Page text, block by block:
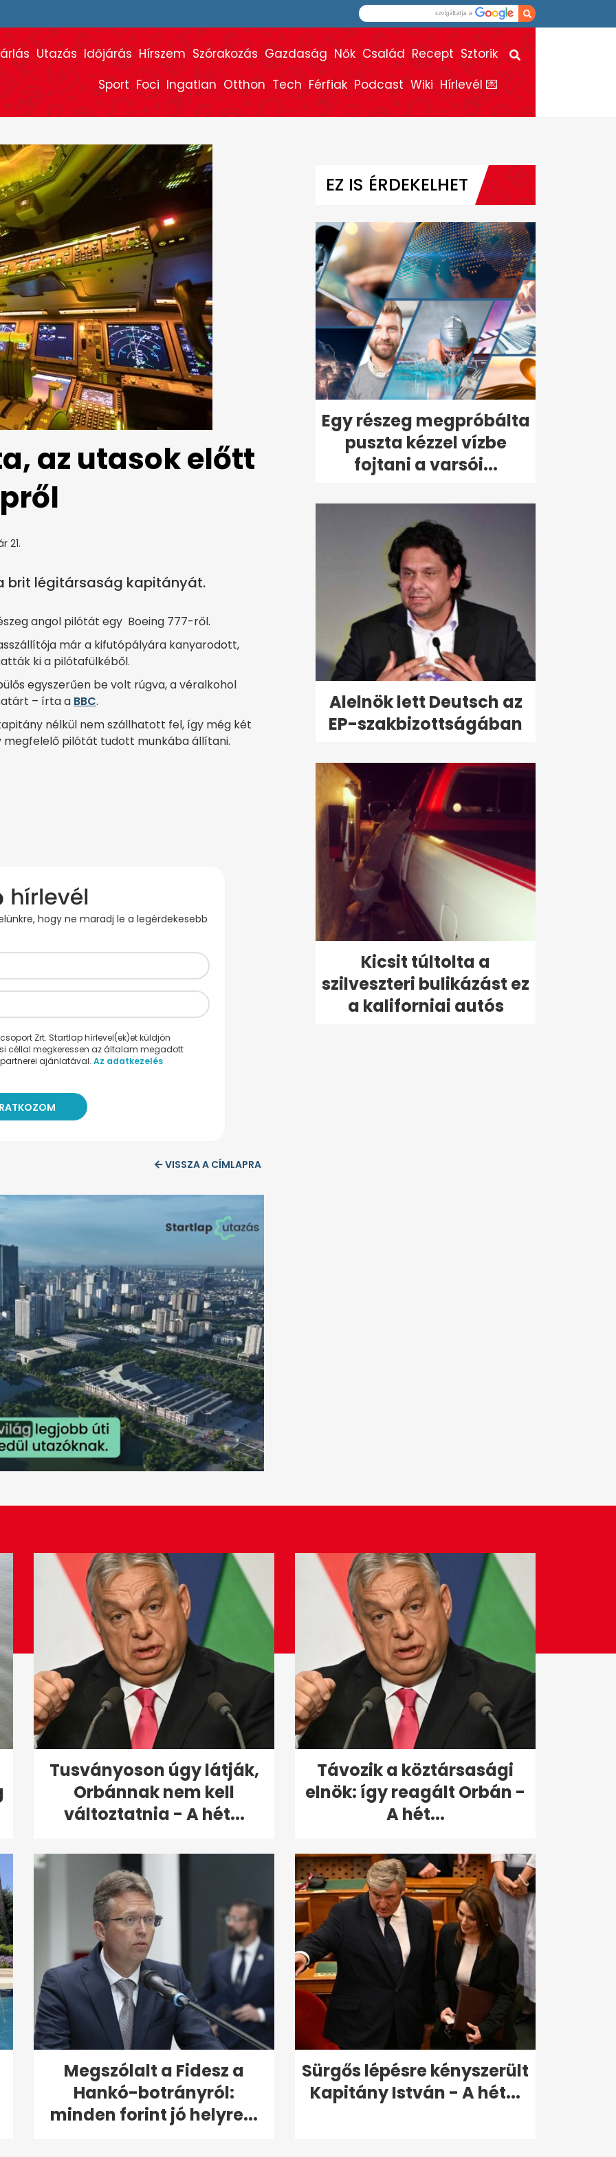
Utazás Időjárás Hírszem Szórakozás Gazdaság Nők Család Recept Sztorik
Sport Foci Ingatlan Otthon Tech Férfiak Podcast Wiki Hírlevél 💌
az utasok előtt
21.
brit légitársaság kapitányát.
angol pilótát egy Boeing 777-ről.
már a kifutópályára kanyarodott,
ki a pilótafülkéből.
egyszerűen be volt rúgva, a véralkohol
– írta a BBC.
nélkül nem szállhatott fel, így még két
pilótát tudott munkába állítani.
hogy ne maradj le a legérdekesebb
Zrt. Startlap hírlevel(ek)et küldjön
céllal megkeressen az általam megadott
ajánlatával. Az adatkezelés
VISSZA A CÍMLAPRA
EZ IS ÉRDEKELHET
Egy részeg megpróbálta
puszta kézzel vízbe
fojtani a varsói...
Alelnök lett Deutsch az
EP-szakbizottságában
Kicsit túltolta a
szilveszteri bulikázást ez
a kaliforniai autós
Tusványoson úgy látják,
Orbánnak nem kell
változtatnia - A hét...
Távozik a köztársasági
elnök: így reagált Orbán -
A hét...
Megszólalt a Fidesz a
Hankó-botrányról:
minden forint jó helyre...
Sürgős lépésre kényszerült
Kapitány István - A hét...